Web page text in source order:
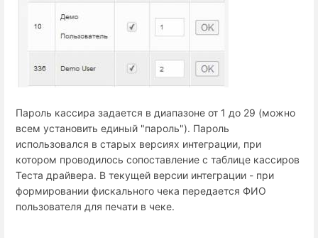
Пароль кассира задается в диапазоне от 1 до 29 (можно
всем установить единый "пароль"). Пароль
использовался в старых версиях интеграции, при
котором проводилось сопоставление с таблице кассиров
Теста драйвера. В текущей версии интеграции - при
формировании фискального чека передается ФИО
пользователя для печати в чеке.